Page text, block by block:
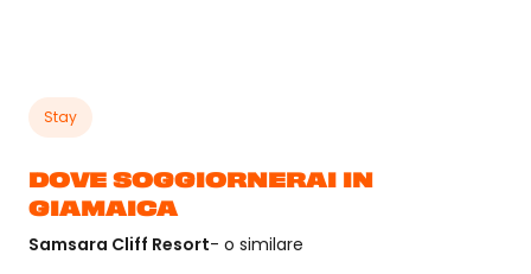
Stay
DOVE SOGGIORNERAI IN
GIAMAICA
Samsara Cliff Resort- o similare